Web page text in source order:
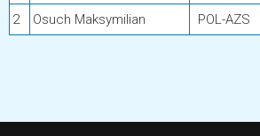
2 Osuch Maksymilian POL-AZS